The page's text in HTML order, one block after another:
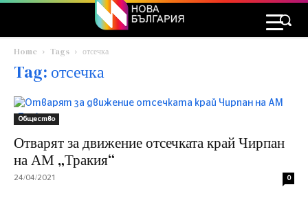
Home Tags отсечка
Tag: отсечка
Общество
Отварят за движение отсечката край Чирпан
на АМ „Тракия“
24/04/2021 0